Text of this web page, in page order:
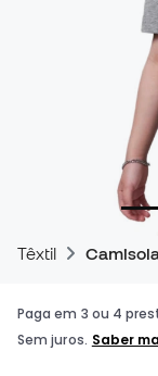
Têxtil